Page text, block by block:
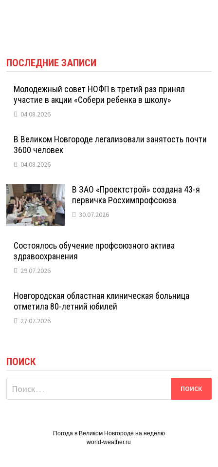
ПОСЛЕДНИЕ ЗАПИСИ
Молодежный совет НОФП в третий раз принял
участие в акции «Собери ребенка в школу»
04.08.2026
В Великом Новгороде легализовали занятость почти
3600 человек
04.08.2026
В ЗАО «Проектстрой» создана 43-я
первичка Росхимпрофсоюза
30.07.2026
Состоялось обучение профсоюзного актива
здравоохранения
29.07.2026
Новгородская областная клиническая больница
отметила 80-летний юбилей
27.07.2026
ПОИСК
Найти:
Погода в Великом Новгороде на неделю
world-weather.ru